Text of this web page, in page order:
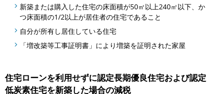
新築または購入した住宅の床面積が50㎡以上240㎡以下、か
つ床面積の1/2以上が居住者の住宅であること
自分が所有し居住している住宅
「増改築等工事証明書」により増築を証明された家屋
住宅ローンを利用せずに認定長期優良住宅および認定
低炭素住宅を新築した場合の減税